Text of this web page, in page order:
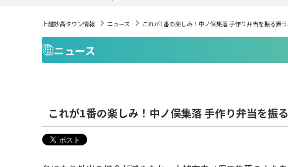
上越妙高タウン情報 ニュース これが1番の楽しみ！中ノ俣集落 手作り弁当を振る舞
ニュース
これが1番の楽しみ！中ノ俣集落 手作り弁当を振